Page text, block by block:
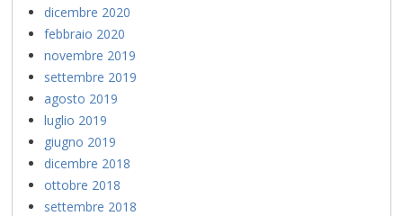
dicembre 2020
febbraio 2020
novembre 2019
settembre 2019
agosto 2019
luglio 2019
giugno 2019
dicembre 2018
ottobre 2018
settembre 2018